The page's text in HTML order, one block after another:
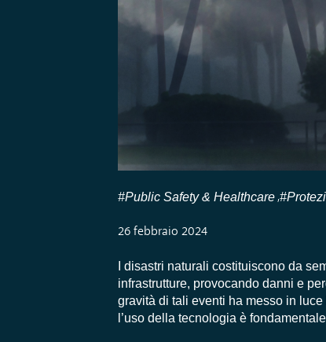
#Public Safety & Healthcare ,
26 febbraio 2024
I disastri naturali costituiscono da
infrastrutture, provocando danni e
gravità di tali eventi ha messo in
l’uso della tecnologia è